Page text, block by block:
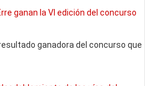
ganan la VI edición del concurso
resultado ganadora del concurso que